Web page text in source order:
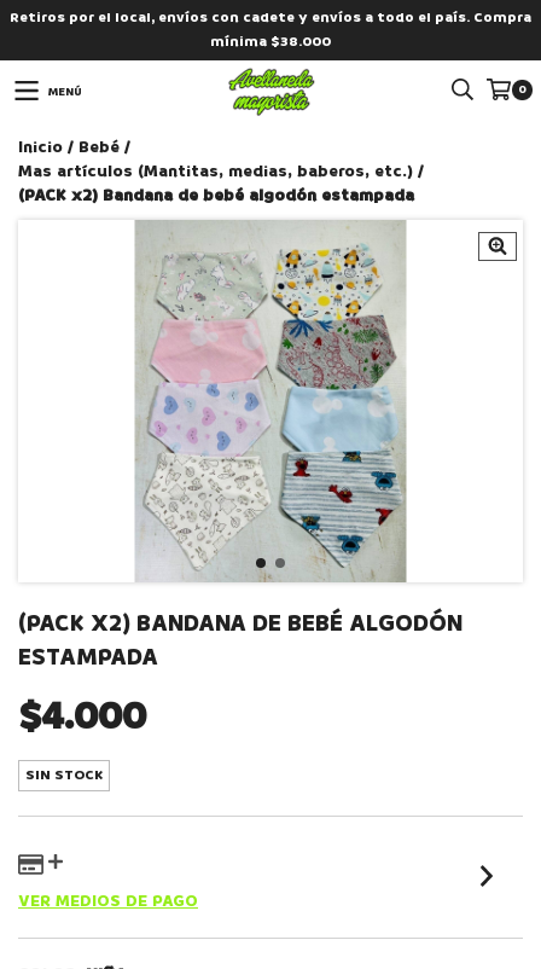
Retiros por el local, envíos con cadete y envíos a todo el país. Compra
mínima $38.000
MENÚ 0
Inicio / Bebé /
Mas artículos (Mantitas, medias, baberos, etc.) /
(PACK x2) Bandana de bebé algodón estampada
(PACK X2) BANDANA DE BEBÉ ALGODÓN
ESTAMPADA
$4.000
SIN STOCK
VER MEDIOS DE PAGO